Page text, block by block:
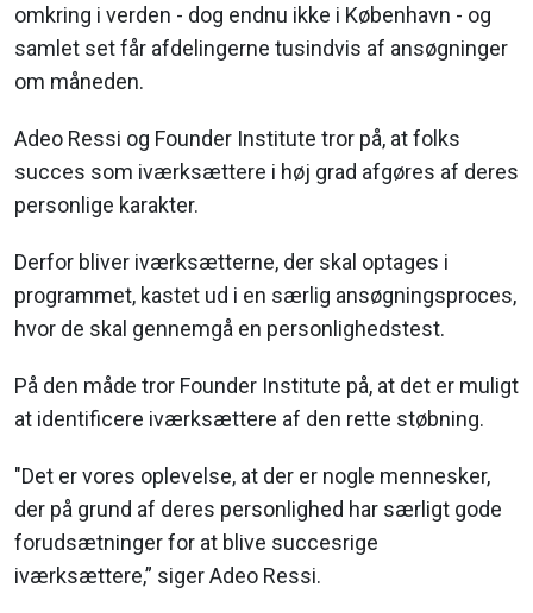
omkring i verden - dog endnu ikke i København - og
samlet set får afdelingerne tusindvis af ansøgninger
om måneden.
Adeo Ressi og Founder Institute tror på, at folks
succes som iværksættere i høj grad afgøres af deres
personlige karakter.
Derfor bliver iværksætterne, der skal optages i
programmet, kastet ud i en særlig ansøgningsproces,
hvor de skal gennemgå en personlighedstest.
På den måde tror Founder Institute på, at det er muligt
at identificere iværksættere af den rette støbning.
"Det er vores oplevelse, at der er nogle mennesker,
der på grund af deres personlighed har særligt gode
forudsætninger for at blive succesrige
iværksættere,” siger Adeo Ressi.